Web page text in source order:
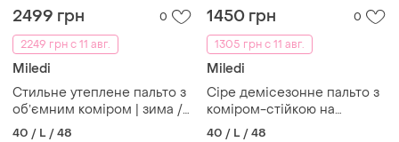
2499 грн
0
2249 грн с 11 авг.
Miledi
Стильне утеплене пальто з
обʼємним коміром | зима /
демісезон
40 / L / 48
1450 грн
0
1305 грн с 11 авг.
Miledi
Сіре демісезонне пальто з
коміром-стійкою на
кнопках
40 / L / 48